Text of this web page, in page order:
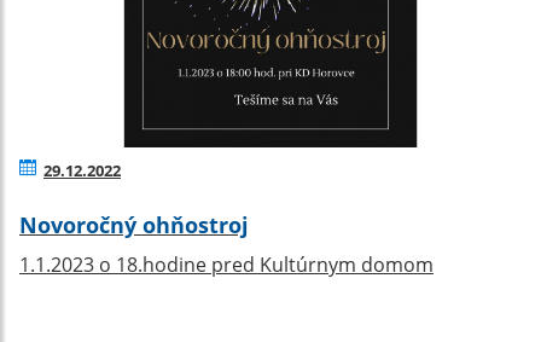
29.12.2022
Novoročný ohňostroj
1.1.2023 o 18.hodine pred Kultúrnym domom